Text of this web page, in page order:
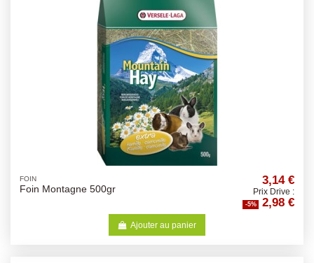
FOIN
Foin Montagne 500gr
3,14 €
Prix Drive :
-5% 2,98 €
Ajouter au panier